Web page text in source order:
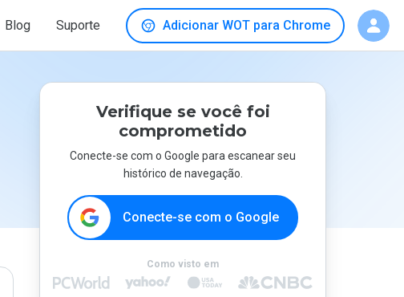
Blog Suporte Adicionar WOT para Chrome
Verifique se você foi
comprometido
Conecte-se com o Google para escanear seu
histórico de navegação.
Conecte-se com o Google
Como visto em